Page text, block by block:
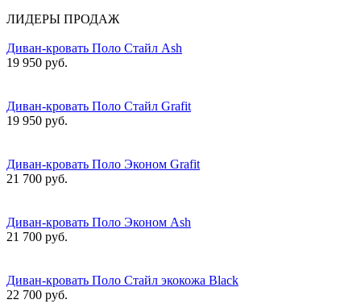
ЛИДЕРЫ ПРОДАЖ
Диван-кровать Поло Стайл Ash
19 950 руб.
Диван-кровать Поло Стайл Grafit
19 950 руб.
Диван-кровать Поло Эконом Grafit
21 700 руб.
Диван-кровать Поло Эконом Ash
21 700 руб.
Диван-кровать Поло Стайл экокожа Black
22 700 руб.